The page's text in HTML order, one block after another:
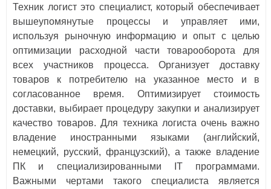
Техник логист это специалист, который обеспечивает
вышеупомянутые процессы и управляет ими,
используя рыночную информацию и опыт с целью
оптимизации расходной части товарооборота для
всех участников процесса. Организует доставку
товаров к потребителю на указанное место и в
согласованное время. Оптимизирует стоимость
доставки, выбирает процедуру закупки и анализирует
качество товаров. Для техника логиста очень важно
владение иностранными языками (английский,
немецкий, русский, французский), а также владение
ПК и специализированными ІТ программами.
Важными чертами такого специалиста является